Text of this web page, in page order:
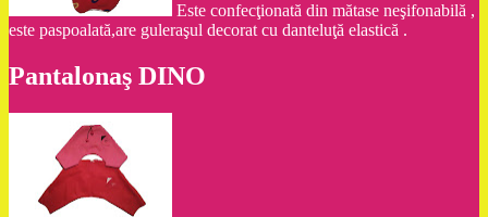
Este confecţionată din mătase neşifonabilă ,
este paspoalată,are guleraşul decorat cu danteluţă elastică .
Pantalonaş DINO